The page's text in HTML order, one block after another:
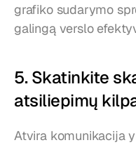
grafiko sudarymo
galingą verslo
5. Skatinkite
atsiliepimų
Atvira komunikacija